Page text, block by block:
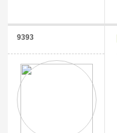
9393